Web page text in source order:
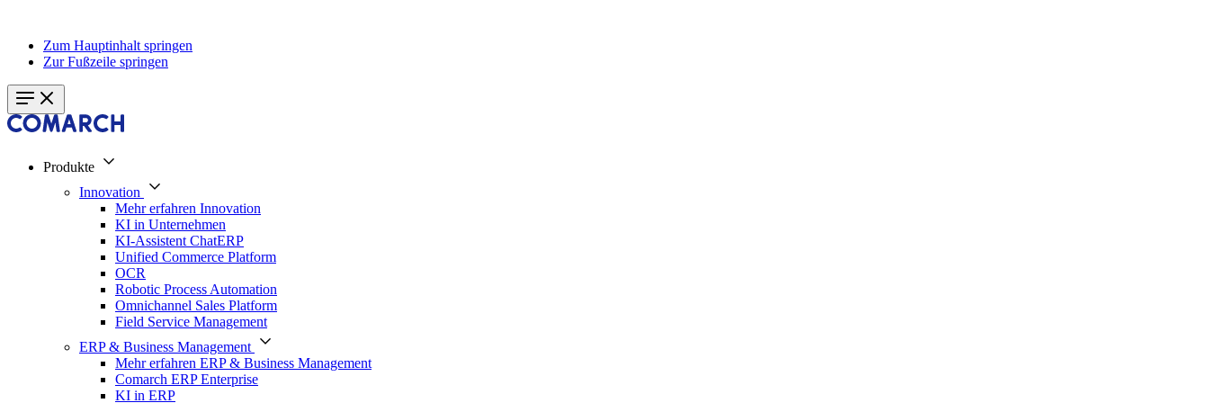
Zum Hauptinhalt springen
Zur Fußzeile springen
Produkte
Innovation
Mehr erfahren Innovation
KI in Unternehmen
KI-Assistent ChatERP
Unified Commerce Platform
OCR
Robotic Process Automation
Omnichannel Sales Platform
Field Service Management
ERP & Business Management
Mehr erfahren ERP & Business Management
Comarch ERP Enterprise
KI in ERP